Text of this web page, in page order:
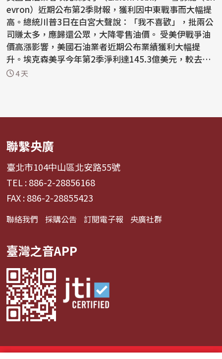
evron）近期公布第2季財報，獲利因中東戰事而大幅提
高。總統川普3日在白宮大聲說：「我不喜歡」，批兩公
司賺太多，應歸還公眾，大降零售油價。 受美伊戰爭油
價高漲影響，美國石油業者近期公布業績獲利大幅提
升。埃克森美孚今年第2季淨利達145.3億美元，較去年
同期...
4 天
聯繫央廣
臺北市104中山區北安路55號
TEL : 886-2-28856168
FAX : 886-2-28855423
聯絡我們 採購公告 訂閱電子報 央廣社群
臺灣之音APP